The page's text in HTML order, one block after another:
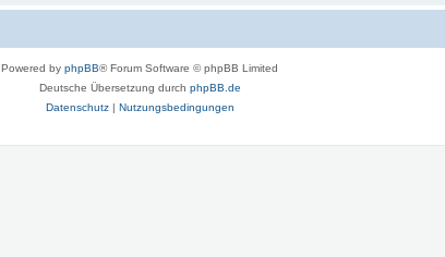
Powered by phpBB® Forum Software © phpBB Limited
Deutsche Übersetzung durch phpBB.de
Datenschutz| Nutzungsbedingungen